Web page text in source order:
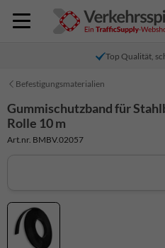
Top Qualität,
Befestigungsmaterialien
Gummischutzband für
Rolle 10 m
Art.nr. BMBV.02057